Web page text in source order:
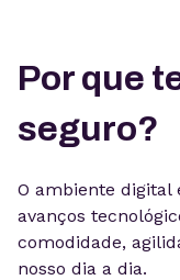
Por que
seguro?
O ambiente digital
avanços
comodidade,
nosso dia a dia.